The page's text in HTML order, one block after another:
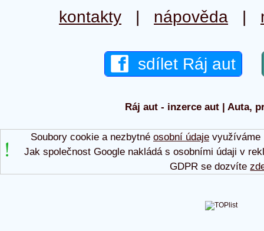
kontakty | nápověda |
sdílet Ráj aut
Ráj aut - inzerce aut | Auta,
Soubory cookie a nezbytné osobní údajevyužíváme
Jak společnost Google nakládá s osobními údaji v
GDPR se dozvíte